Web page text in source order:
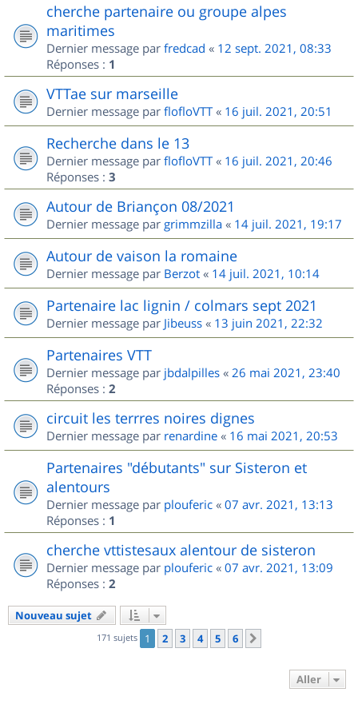
cherche partenaire ou groupe alpes
maritimes
Dernier message par fredcad « 12 sept. 2021, 08:33
Réponses : 1
VTTae sur marseille
Dernier message par flofloVTT« 16 juil. 2021, 20:51
Recherche dans le 13
Dernier message par flofloVTT« 16 juil. 2021, 20:46
Réponses : 3
Autour de Briançon 08/2021
Dernier message par grimmzilla « 14 juil. 2021, 19:17
Autour de vaison la romaine
Dernier message par Berzot « 14 juil. 2021, 10:14
Partenaire lac lignin / colmars sept 2021
Dernier message par Jibeuss « 13 juin 2021, 22:32
Partenaires VTT
Dernier message par jbdalpilles « 26 mai 2021, 23:40
Réponses : 2
circuit les terrres noires dignes
Dernier message par renardine « 16 mai 2021, 20:53
Partenaires "débutants" sur Sisteron et
alentours
Dernier message par plouferic « 07 avr. 2021, 13:13
Réponses : 1
cherche vttistesaux alentour de sisteron
Dernier message par plouferic « 07 avr. 2021, 13:09
Réponses : 2
Nouveau sujet
171 sujets 1 2 3 4 5 6
Aller